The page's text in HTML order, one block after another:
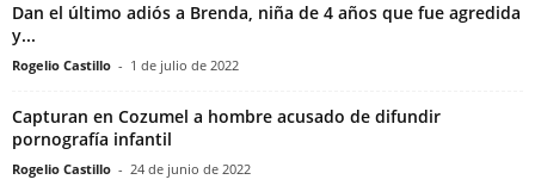
Dan el último adiós a Brenda, niña de 4 años que fue agredida
y...
Rogelio Castillo - 1 de julio de 2022
Capturan en Cozumel a hombre acusado de difundir
pornografía infantil
Rogelio Castillo - 24 de junio de 2022